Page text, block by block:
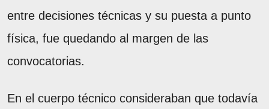
entre decisiones técnicas y su puesta a punto
física, fue quedando al margen de las
convocatorias.
En el cuerpo técnico consideraban que todavía